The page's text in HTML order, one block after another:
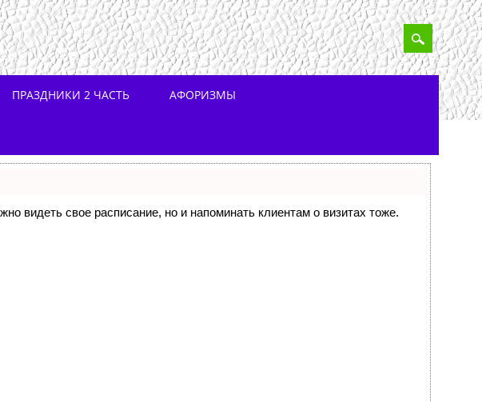
ПРАЗДНИКИ 2 ЧАСТЬ АФОРИЗМЫ
видеть свое расписание, но и напоминать клиентам о визитах тоже.